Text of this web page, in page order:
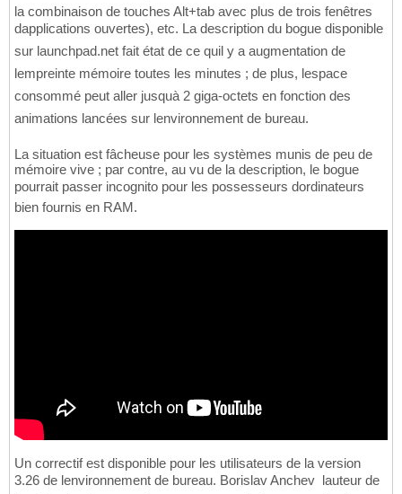
la combinaison de touches Alt+tab avec plus de trois fenêtres
dapplications ouvertes), etc. La description du bogue disponible
sur launchpad.net fait état de ce quil y a augmentation de
lempreinte mémoire toutes les minutes ; de plus, lespace
consommé peut aller jusquà 2 giga-octets en fonction des
animations lancées sur lenvironnement de bureau.
La situation est fâcheuse pour les systèmes munis de peu de
mémoire vive ; par contre, au vu de la description, le bogue
pourrait passer incognito pour les possesseurs dordinateurs
bien fournis en RAM.
Un correctif est disponible pour les utilisateurs de la version
3.26 de lenvironnement de bureau. Borislav Anchev  lauteur de